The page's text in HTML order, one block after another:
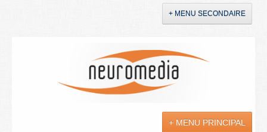
+ MENU SECONDAIRE
+ MENU PRINCIPAL